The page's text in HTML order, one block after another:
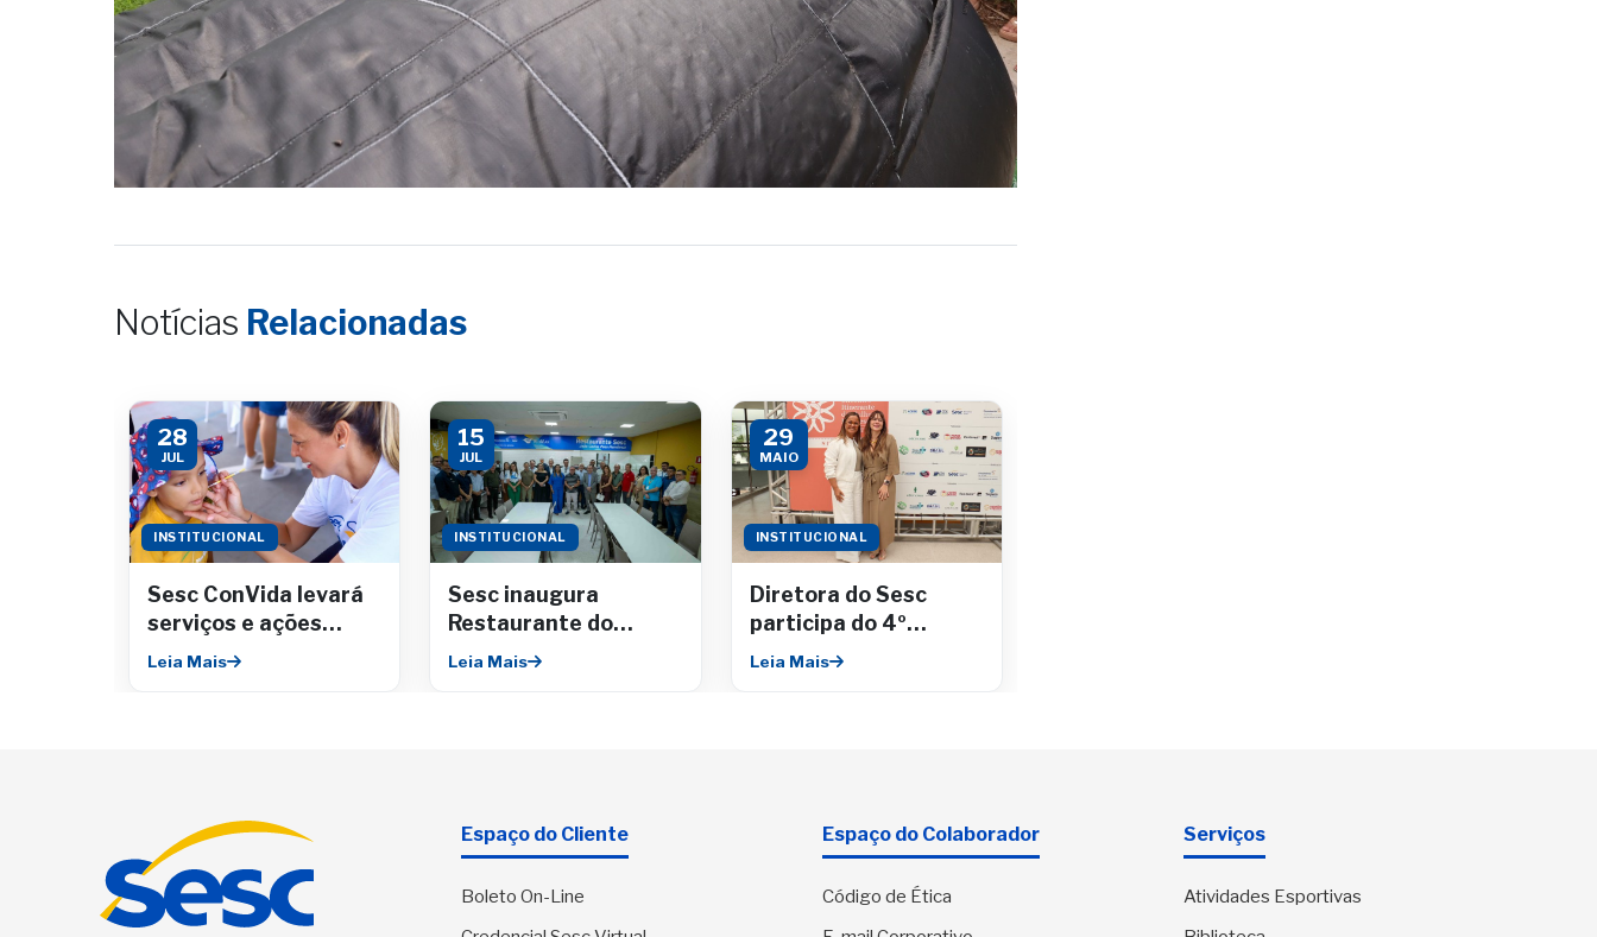
Notícias Relacionadas
28
JUL
INSTITUCIONAL
Sesc ConVida levará
serviços e ações
gratuitas para o
Leia Mais
15
JUL
INSTITUCIONAL
Sesc inaugura
Restaurante do
Comerciário no
Leia Mais
29
MAIO
INSTITUCIONAL
Diretora do Sesc
participa do 4º
Encontro da Câmara
Leia Mais
Espaço do Cliente
Boleto On-Line
Espaço do Colaborador
Código de Ética
Serviços
Atividades Esportivas